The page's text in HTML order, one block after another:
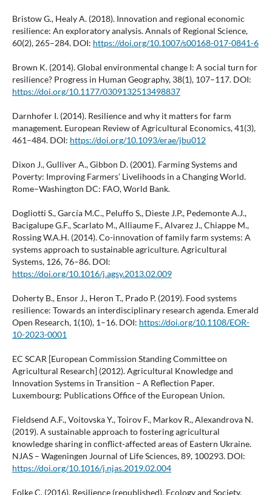
Bristow G., Healy A. (2018). Innovation and regional economic
resilience: An exploratory analysis. Annals of Regional Science,
60(2), 265–284. DOI: https://doi.org/10.1007/s00168-017-0841-6
Brown K. (2014). Global environmental change I: A social turn for
resilience? Progress in Human Geography, 38(1), 107–117. DOI:
https://doi.org/10.1177/0309132513498837
Darnhofer I. (2014). Resilience and why it matters for farm
management. European Review of Agricultural Economics, 41(3),
461–484. DOI: https://doi.org/10.1093/erae/jbu012
Dixon J., Gulliver A., Gibbon D. (2001). Farming Systems and
Poverty: Improving Farmers’ Livelihoods in a Changing World.
Rome–Washington DC: FAO, World Bank.
Dogliotti S., García M.C., Peluffo S., Dieste J.P., Pedemonte A.J.,
Bacigalupe G.F., Scarlato M., Alliaume F., Alvarez J., Chiappe M.,
Rossing W.A.H. (2014). Co-innovation of family farm systems: A
systems approach to sustainable agriculture. Agricultural
Systems, 126, 76–86. DOI:
https://doi.org/10.1016/j.agsy.2013.02.009
Doherty B., Ensor J., Heron T., Prado P. (2019). Food systems
resilience: Towards an interdisciplinary research agenda. Emerald
Open Research, 1(10), 1–16. DOI: https://doi.org/10.1108/EOR-
10-2023-0001
EC SCAR [European Commission Standing Committee on
Agricultural Research] (2012). Agricultural Knowledge and
Innovation Systems in Transition – A Reflection Paper.
Luxembourg: Publications Office of the European Union.
Fieldsend A.F., Voitovska Y., Toirov F., Markov R., Alexandrova N.
(2019). A sustainable approach to fostering agricultural
knowledge sharing in conflict-affected areas of Eastern Ukraine.
NJAS – Wageningen Journal of Life Sciences, 89, 100293. DOI:
https://doi.org/10.1016/j.njas.2019.02.004
Folke C. (2016). Resilience (republished). Ecology and Society,